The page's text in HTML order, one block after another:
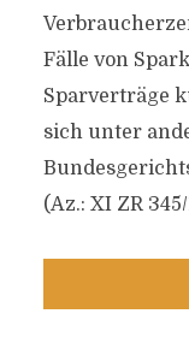
Fälle von
Sparverträge
sich unter
(Az.: XI ZR 345/